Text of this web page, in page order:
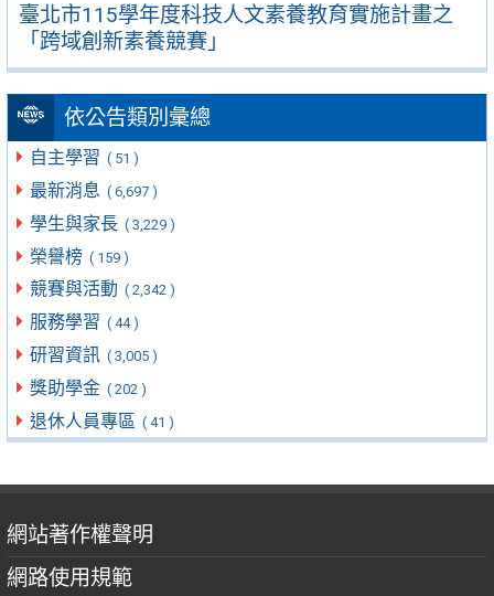
臺北市115學年度科技人文素養教育實施計畫之
「跨域創新素養競賽」
依公告類別彙總
自主學習 ( 51 )
最新消息 ( 6,697 )
學生與家長 ( 3,229 )
榮譽榜 ( 159 )
競賽與活動 ( 2,342 )
服務學習 ( 44 )
研習資訊 ( 3,005 )
獎助學金 ( 202 )
退休人員專區 ( 41 )
網站著作權聲明
網路使用規範